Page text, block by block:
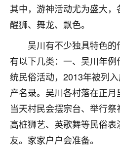
其中，游神活动尤为盛大
醒狮、舞龙、飘色。
吴川有不少独具特色
有以下几类：一、吴川年
统民俗活动，2013年被列
产名录。吴川各村落在正月
当天村民会摆宗台、举行祭
高桩狮艺、英歌舞等民俗
友。家家户户会准备。
Jessica李
老师做不做超度法事？
刚去世了。
七零老顽童 ：我母亲
做梦梦见她，后来也
师，安排了超度法事
了，一开始是半信半
超度，现在看来，人
2天前 来自云南